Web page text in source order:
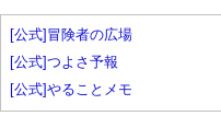
[公式]冒険者の広場
[公式]つよさ予報
[公式]やることメモ